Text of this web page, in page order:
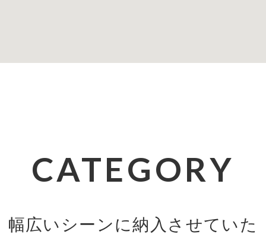
CATEGORY
幅広いシーンに納入させていた